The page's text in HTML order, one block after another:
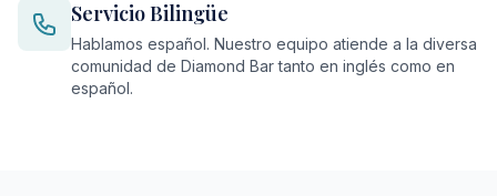
Servicio Bilingüe
Hablamos español. Nuestro equipo atiende a la diversa
comunidad de Diamond Bar tanto en inglés como en
español.